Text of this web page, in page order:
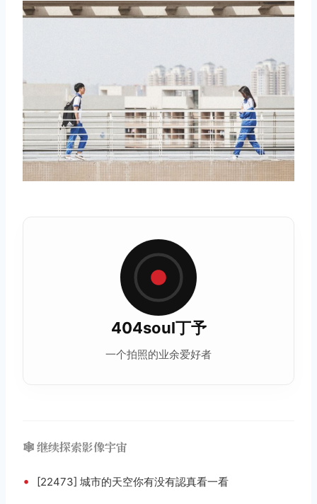
404soul丁予
一个拍照的业余爱好者
🕸️ 继续探索影像宇宙
• [22473] 城市的天空你有没有認真看一看